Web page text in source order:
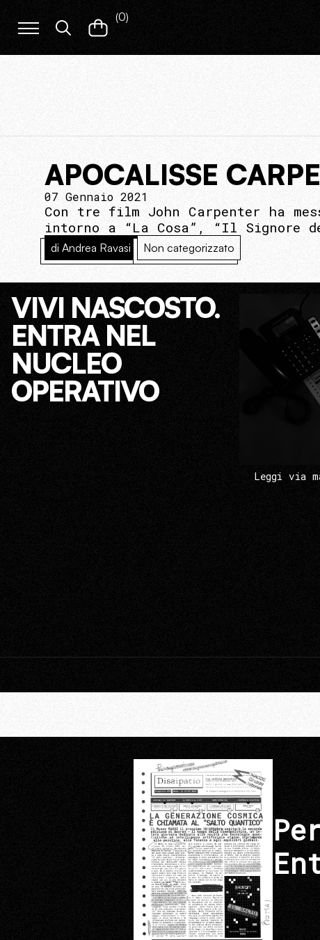
(0)
APOCALISSE
07 Gennaio 2021
Con tre film John Carpenter ha
intorno a “La Cosa”, “Il Signore
di Andrea Ravasi Non categorizzato
VIVI NASCOSTO.
ENTRA NEL
NUCLEO
OPERATIVO
Leggi via